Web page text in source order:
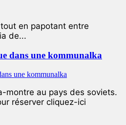
en papotant entre
de...
dans une kommunalka
montre au pays des soviets.
réserver cliquez-ici